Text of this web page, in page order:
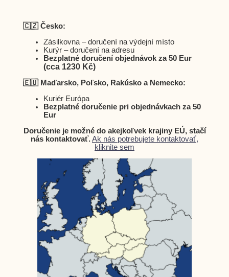
🇨🇿 Česko:
Zásilkovna – doručení na výdejní místo
Kurýr – doručení na adresu
Bezplatné doručení objednávok za 50 Eur
(cca 1230 Kč)
🇪🇺 Maďarsko, Poľsko, Rakúsko a Nemecko:
Kuriér Európa
Bezplatné doručenie pri objednávkach za 50
Eur
Doručenie je možné do akejkoľvek krajiny EÚ, stačí
nás kontaktovať.Ak nás potrebujete kontaktovať,
kliknite sem